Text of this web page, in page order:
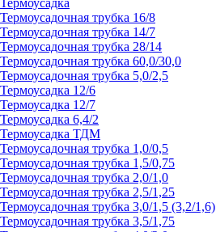
Термоусадка
Термоусадочная трубка 16/8
Термоусадочная трубка 14/7
Термоусадочная трубка 28/14
Термоусадочная трубка 60,0/30,0
Термоусадочная трубка 5,0/2,5
Термоусадка 12/6
Термоусадка 12/7
Термоусадка 6,4/2
Термоусадка ТДМ
Термоусадочная трубка 1,0/0,5
Термоусадочная трубка 1,5/0,75
Термоусадочная трубка 2,0/1,0
Термоусадочная трубка 2,5/1,25
Термоусадочная трубка 3,0/1,5 (3,2/1,6)
Термоусадочная трубка 3,5/1,75